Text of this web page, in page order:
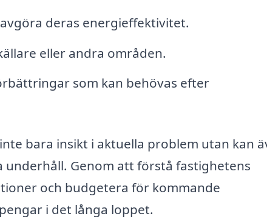
deras energieffektivitet.
eller andra områden.
som kan behövas efter
bara insikt i aktuella problem utan kan
Genom att förstå fastighetens
och budgetera för kommande
i det långa loppet.